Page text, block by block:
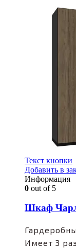
Текст кнопки
Добавить в
Информация
0 out of 5
Шкаф
Имеет 3